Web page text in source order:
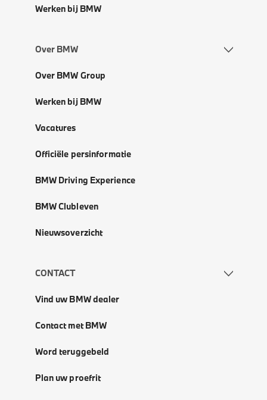
Werken bij BMW
Over BMW
Over BMW Group
Werken bij BMW
Vacatures
Officiële persinformatie
BMW Driving Experience
BMW Clubleven
Nieuwsoverzicht
CONTACT
Vind uw BMW dealer
Contact met BMW
Word teruggebeld
Plan uw proefrit